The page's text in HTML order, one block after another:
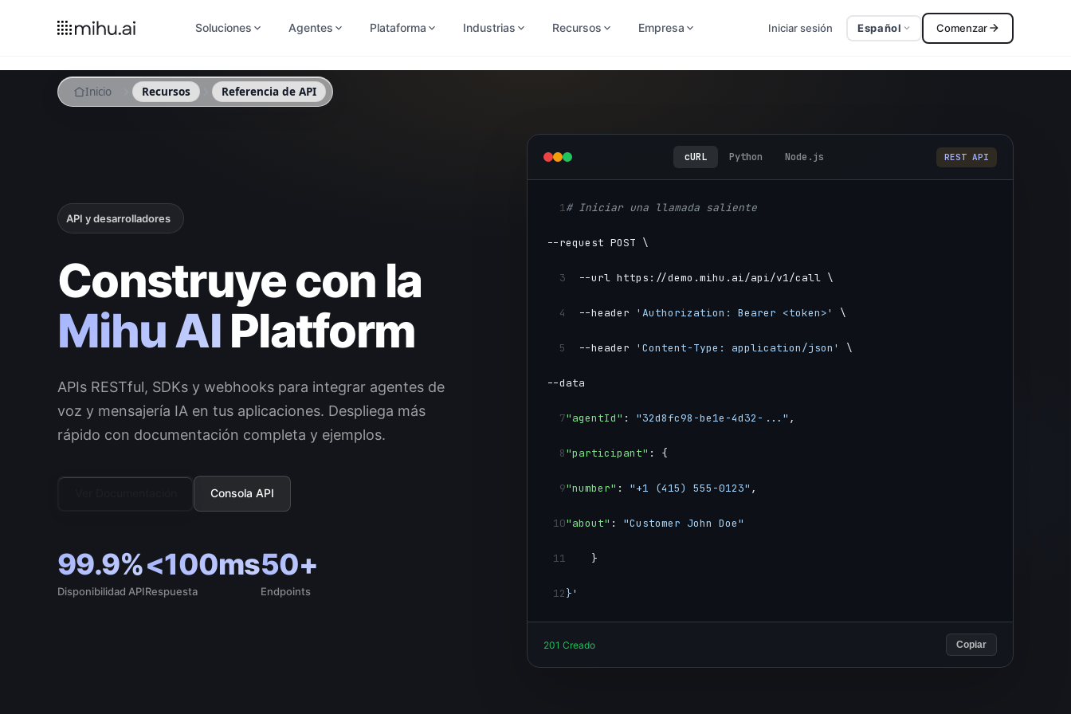
Soluciones Agentes Plataforma Industrias Recursos Empresa Iniciar sesión Español Comenzar
Inicio Recursos Referencia de API
API y desarrolladores
Construye con la
Mihu AI Platform
APIs RESTful, SDKs y webhooks para integrar agentes de
voz y mensajería IA en tus aplicaciones. Despliega más
rápido con documentación completa y ejemplos.
Consola API
99.9%
Disponibilidad API
<100ms
Respuesta
50+
Endpoints
cURL Python Node.js REST API
1# Iniciar una llamada saliente
--request POST \
3
  --url https://demo.mihu.ai/api/v1/call \
4
  --header
'Authorization: Bearer <token>' \
5
  --header
'Content-Type: application/json' \
--data
7"agentId" : "32d8fc98-be1e-4d32-..." ,
8"participant" : {
9"number" : "+1 (415) 555-0123" ,
10"about" : "Customer John Doe"
11
    }
12}'
201 Creado Copiar